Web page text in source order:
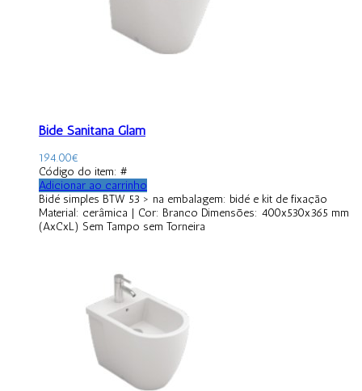
Bidé Sanitana Glam
194.00€
Código do item: #
Adicionar ao carrinho
Bidé simples BTW 53 > na embalagem: bidé e kit de fixação
Material: cerâmica | Cor: Branco Dimensões: 400x530x365 mm
(AxCxL) Sem Tampo sem Torneira